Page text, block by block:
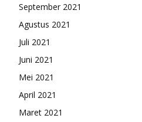
September 2021
Agustus 2021
Juli 2021
Juni 2021
Mei 2021
April 2021
Maret 2021